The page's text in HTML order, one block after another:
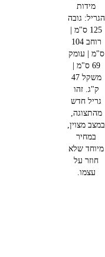
מידות
הגריל: גובה
125 ס"מ |
רוחב 104
ס"מ | עומק
69 ס"מ |
משקל 47
ק"ג. זהו
גריל חדש
מהתצוגה,
במצב מצוין,
במחיר
מיוחד שלא
חוזר על
עצמו.